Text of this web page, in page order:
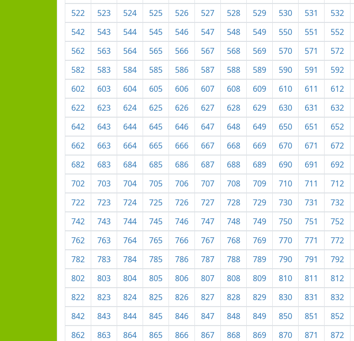
522
523 524 525 526 527 528 529 530 531 532
542
543 544 545 546 547 548 549 550 551 552
562
563 564 565 566 567 568 569 570 571 572
582
583 584 585 586 587 588 589 590 591 592
602
603 604 605 606 607 608 609 610 611 612
622
623 624 625 626 627 628 629 630 631 632
642
643 644 645 646 647 648 649 650 651 652
662
663 664 665 666 667 668 669 670 671 672
682
683 684 685 686 687 688 689 690 691 692
702
703 704 705 706 707 708 709 710 711 712
722
723 724 725 726 727 728 729 730 731 732
742
743 744 745 746 747 748 749 750 751 752
762
763 764 765 766 767 768 769 770 771 772
782
783 784 785 786 787 788 789 790 791 792
802
803 804 805 806 807 808 809 810 811 812
822
823 824 825 826 827 828 829 830 831 832
842
843 844 845 846 847 848 849 850 851 852
862
863 864 865 866 867 868 869 870 871 872